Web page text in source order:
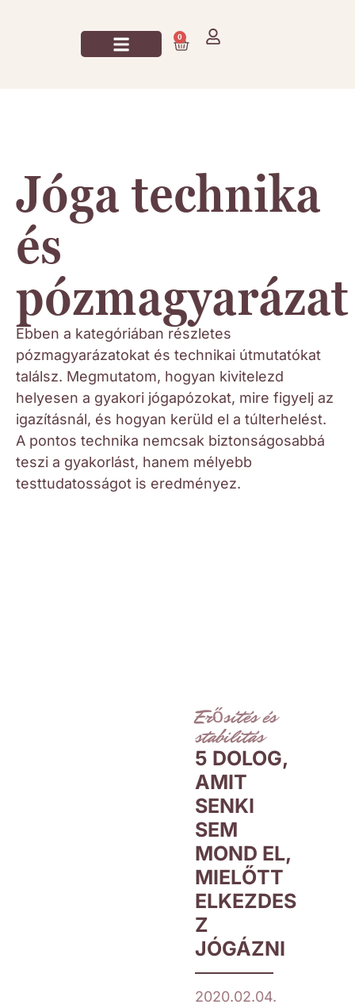
0
Jóga technika
és
pózmagyarázat
Ebben a kategóriában részletes
pózmagyarázatokat és technikai útmutatókat
találsz. Megmutatom, hogyan kivitelezd
helyesen a gyakori jógapózokat, mire figyelj az
igazításnál, és hogyan kerüld el a túlterhelést.
A pontos technika nemcsak biztonságosabbá
teszi a gyakorlást, hanem mélyebb
testtudatosságot is eredményez.
Erősítés és
stabilitás
5 DOLOG,
AMIT
SENKI
SEM
MOND EL,
MIELŐTT
ELKEZDES
Z
JÓGÁZNI
2020.02.04.